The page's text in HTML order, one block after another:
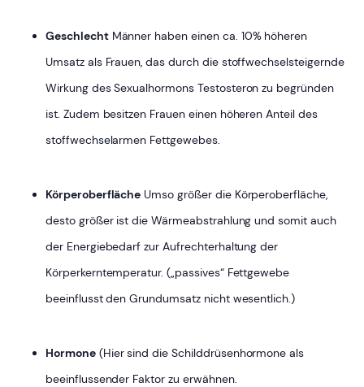
GeschlechtMänner haben einen ca. 10% höheren
Umsatz als Frauen, das durch die stoffwechselsteigernde
Wirkung des Sexualhormons Testosteron zu begründen
ist. Zudem besitzen Frauen einen höheren Anteil des
stoffwechselarmen Fettgewebes.
Körperoberfläche Umso größer die Körperoberfläche,
desto größer ist die Wärmeabstrahlung und somit auch
der Energiebedarf zur Aufrechterhaltung der
Körperkerntemperatur. („passives“ Fettgewebe
beeinflusst den Grundumsatz nicht wesentlich.)
Hormone(Hier sind die Schilddrüsenhormone als
beeinflussender Faktor zu erwähnen.